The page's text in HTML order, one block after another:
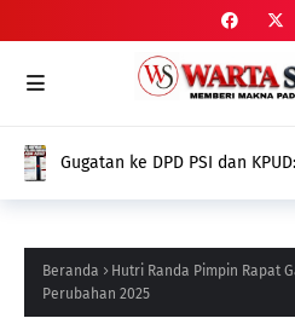
Gugatan ke DPD PSI dan
Beranda
Hutri Randa Pimpin Rapat
Perubahan 2025